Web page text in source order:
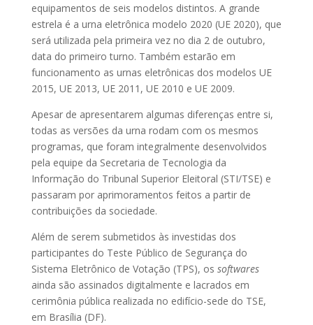
equipamentos de seis modelos distintos. A grande
estrela é a urna eletrônica modelo 2020 (UE 2020), que
será utilizada pela primeira vez no dia 2 de outubro,
data do primeiro turno. Também estarão em
funcionamento as urnas eletrônicas dos modelos UE
2015, UE 2013, UE 2011, UE 2010 e UE 2009.
Apesar de apresentarem algumas diferenças entre si,
todas as versões da urna rodam com os mesmos
programas, que foram integralmente desenvolvidos
pela equipe da Secretaria de Tecnologia da
Informação do Tribunal Superior Eleitoral (STI/TSE) e
passaram por aprimoramentos feitos a partir de
contribuições da sociedade.
Além de serem submetidos às investidas dos
participantes do Teste Público de Segurança do
Sistema Eletrônico de Votação (TPS), os softwares
ainda são assinados digitalmente e lacrados em
cerimônia pública realizada no edifício-sede do TSE,
em Brasília (DF).